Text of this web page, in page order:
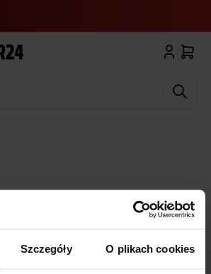
Szczegóły O plikach cookies